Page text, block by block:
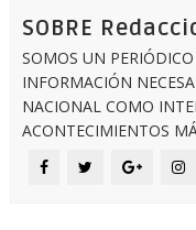
SOBRE
SOMOS UN
INFORMACIÓN
NACIONAL COMO
ACONTECIMIENTOS